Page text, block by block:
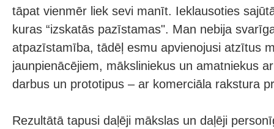
tāpat vienmēr liek sevi manīt. Ieklausoties
kuras “izskatās pazīstamas". Man nebija
atpazīstamība, tādēļ esmu apvienojusi atzītus
jaunpienācējiem, māksliniekus un amatniekus
darbus un prototipus – ar komerciāla rakstura
Rezultātā tapusi daļēji mākslas un daļēji